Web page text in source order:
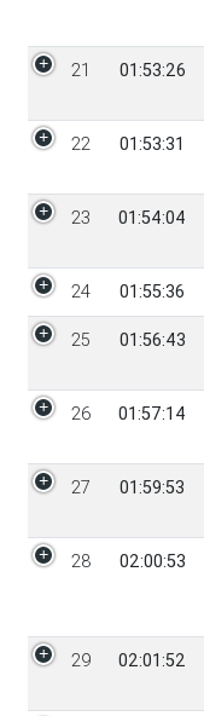
21 01:53:26
22 01:53:31
23 01:54:04
24 01:55:36
25 01:56:43
26 01:57:14
27 01:59:53
28 02:00:53
29 02:01:52